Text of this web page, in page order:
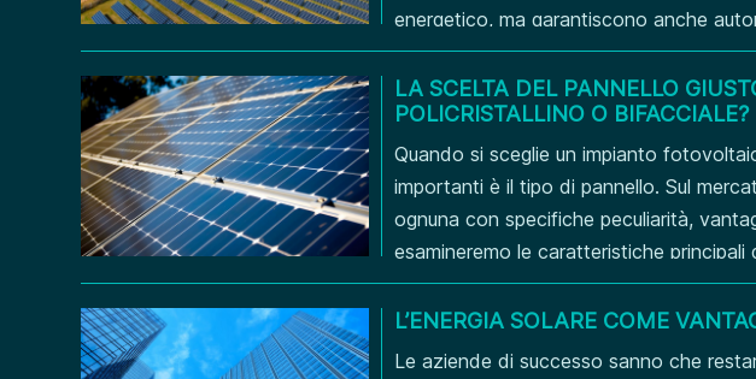
energetico, ma garantiscono anche
comunità lontane dai centri urbani.
GRID? Un sistema solare off-grid è un
LA SCELTA DEL PANNELLO
POLICRISTALLINO O BIFACCIALE?
Quando si sceglie un impianto
importanti è il tipo di pannello. Sul
ognuna con specifiche peculiarità,
esamineremo le caratteristiche principali
policristallini e bifacciali, per aiutare chi
informata. PANNELLI...
L’ENERGIA SOLARE COME
Le aziende di successo sanno che